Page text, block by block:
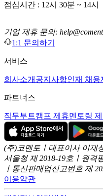
점심시간 : 12시 30분 ~ 14시
기업 제휴 문의:
1:1 문의하기
서비스
회사소개 공지사항인재 채용
파트너스
직무부트캠프 제휴멘토링
(주)코멘토ㅣ대표이사 이재
서울청 제 2018-19호ㅣ원격
ㅣ통신판매업신고번호 제
이용약관